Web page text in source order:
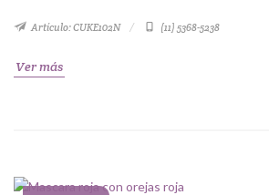
Artículo: CUKE102N (11) 5368-5238
Ver más